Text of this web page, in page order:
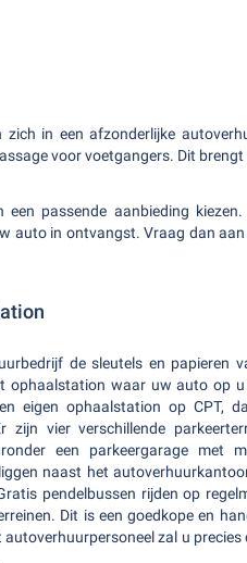
in een afzonderlijke
voor voetgangers. Dit
passende aanbieding
auto in ontvangst. Vraag dan
de sleutels en papieren
ophaalstation waar uw auto op
eigen ophaalstation op CPT,
zijn vier verschillende
een parkeergarage met
naast het
pendelbussen rijden op
Dit is een goedkope en
zal u precies